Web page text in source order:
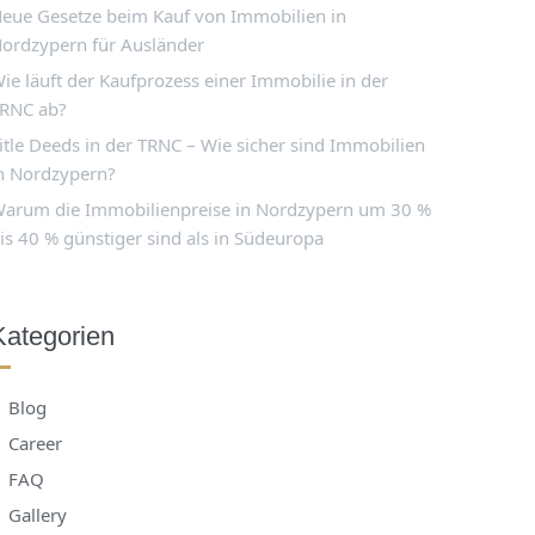
Gesetze beim Kauf von Immobilien in
für Ausländer
läuft der Kaufprozess einer Immobilie in der
ab?
Deeds in der TRNC – Wie sicher sind Immobilien
Nordzypern?
die Immobilienpreise in Nordzypern um 30 %
40 % günstiger sind als in Südeuropa
Blog
Career
FAQ
Gallery